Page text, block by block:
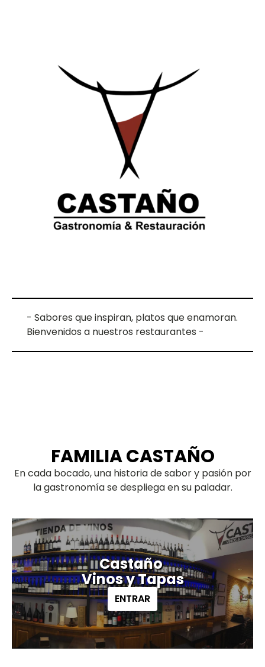
- Sabores que inspiran, platos que enamoran.
Bienvenidos a nuestros restaurantes -
FAMILIA CASTAÑO
En cada bocado, una historia de sabor y pasión por
la gastronomía se despliega en su paladar.
Castaño
Vinos y Tapas
ENTRAR